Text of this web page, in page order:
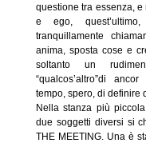
questione tra essenza,
e ego,
tranquillamente
anima, sposta cose e
soltanto un
“qualcos’altro”di
tempo, spero, di definire
Nella stanza più
due soggetti diversi si
THE MEETING. Una è